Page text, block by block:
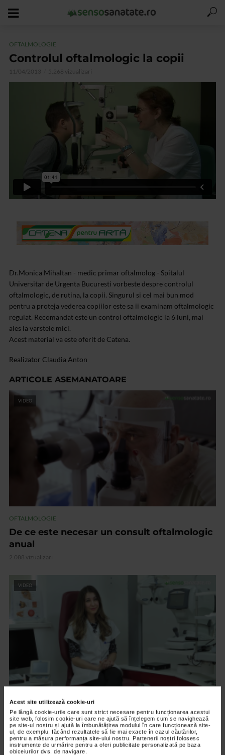
Acest site utilizează cookie-uri
Pe lângă cookie-urile care sunt strict necesare pentru funcționarea acestui
site web, folosim cookie-uri care ne ajută să înțelegem cum se navighează
pe site-ul nostru și ajută la îmbunătățirea modului în care funcționează site-
ul, de exemplu, făcând rezultatele să fie mai exacte în cazul căutărilor,
pentru a măsura performanța site-ului nostru. Partenerii noștri folosesc
instrumente de urmărire pentru a oferi publicitate personalizată pe baza
obiceiurilor dvs. de navigare.
OFTALMOLOGIE
Controlul oftalmologic la copii
11/04/2013 5.268 vizualizari
Dr.Monica Mihaltan - medic primar oftalmolog - Spitalul
Universitar de Urgenta Bucuresti vorbeste despre controlul
oftalmologic, de rutina, la copii. Singurul si cel mai bun mod
pentru a proteja vederea copiilor este sa ii examinam oftalmologic
regulat. Recomandat este un control oftalmologic la 6 luni, mai
ales la varstele mici.
Acest material va este oferit de Catena.
Realizator Claudia Anton
ARTICOLE ASEMANATOARE
VIDEO
OFTALMOLOGIE
De ce este necesar un consult oftalmologic
anual
2.088 vizualizari
VIDEO
OFTALMOLOGIE
Cataracta – o afecțiune care poate duce la
pierderea vederii
1.726 vizualizari